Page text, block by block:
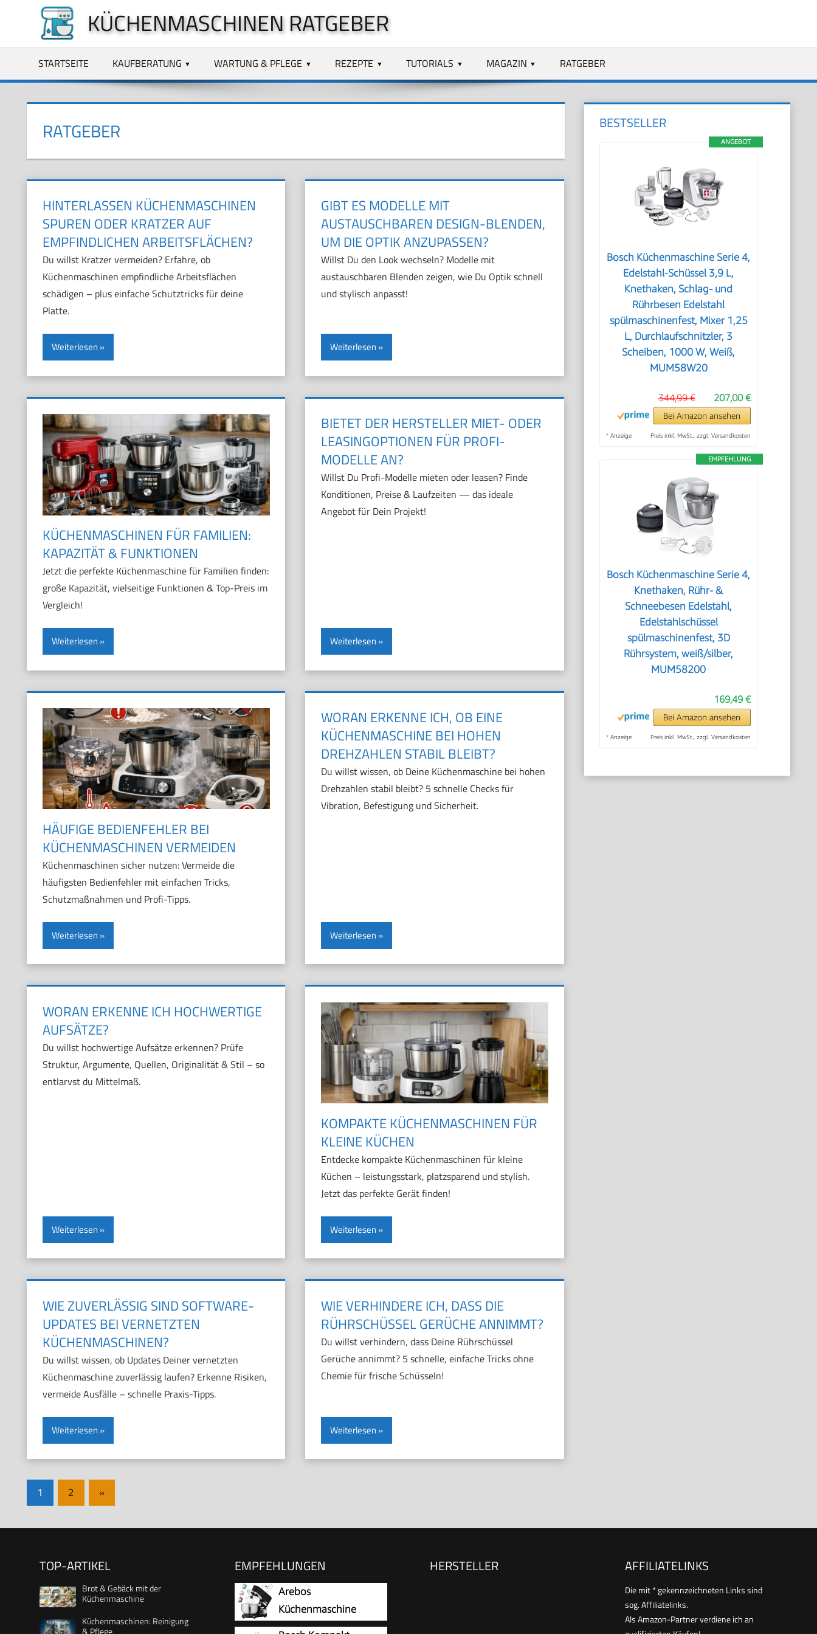
springen
KÜCHENMASCHINEN RATGEBER
STARTSEITE KAUFBERATUNG WARTUNG & PFLEGE REZEPTE TUTORIALS MAGAZIN RATGEBER
RATGEBER
HINTERLASSEN KÜCHENMASCHINEN
SPUREN ODER KRATZER AUF
EMPFINDLICHEN ARBEITSFLÄCHEN?
Du willst Kratzer vermeiden? Erfahre, ob
Küchenmaschinen empfindliche Arbeitsflächen
schädigen – plus einfache Schutztricks für deine
Platte.
Weiterlesen
GIBT ES MODELLE MIT
AUSTAUSCHBAREN DESIGN-BLENDEN,
UM DIE OPTIK ANZUPASSEN?
Willst Du den Look wechseln? Modelle mit
austauschbaren Blenden zeigen, wie Du Optik schnell
und stylisch anpasst!
Weiterlesen
KÜCHENMASCHINEN FÜR FAMILIEN:
KAPAZITÄT & FUNKTIONEN
Jetzt die perfekte Küchenmaschine für Familien finden:
große Kapazität, vielseitige Funktionen & Top-Preis im
Vergleich!
Weiterlesen
BIETET DER HERSTELLER MIET- ODER
LEASINGOPTIONEN FÜR PROFI-
MODELLE AN?
Willst Du Profi-Modelle mieten oder leasen? Finde
Konditionen, Preise & Laufzeiten — das ideale
Angebot für Dein Projekt!
Weiterlesen
HÄUFIGE BEDIENFEHLER BEI
KÜCHENMASCHINEN VERMEIDEN
Küchenmaschinen sicher nutzen: Vermeide die
häufigsten Bedienfehler mit einfachen Tricks,
Schutzmaßnahmen und Profi-Tipps.
Weiterlesen
WORAN ERKENNE ICH, OB EINE
KÜCHENMASCHINE BEI HOHEN
DREHZAHLEN STABIL BLEIBT?
Du willst wissen, ob Deine Küchenmaschine bei hohen
Drehzahlen stabil bleibt? 5 schnelle Checks für
Vibration, Befestigung und Sicherheit.
Weiterlesen
WORAN ERKENNE ICH HOCHWERTIGE
AUFSÄTZE?
Du willst hochwertige Aufsätze erkennen? Prüfe
Struktur, Argumente, Quellen, Originalität & Stil – so
entlarvst du Mittelmaß.
Weiterlesen
KOMPAKTE KÜCHENMASCHINEN FÜR
KLEINE KÜCHEN
Entdecke kompakte Küchenmaschinen für kleine
Küchen – leistungsstark, platzsparend und stylish.
Jetzt das perfekte Gerät finden!
Weiterlesen
WIE ZUVERLÄSSIG SIND SOFTWARE-
UPDATES BEI VERNETZTEN
KÜCHENMASCHINEN?
Du willst wissen, ob Updates Deiner vernetzten
Küchenmaschine zuverlässig laufen? Erkenne Risiken,
vermeide Ausfälle – schnelle Praxis-Tipps.
Weiterlesen
WIE VERHINDERE ICH, DASS DIE
RÜHRSCHÜSSEL GERÜCHE ANNIMMT?
Du willst verhindern, dass Deine Rührschüssel
Gerüche annimmt? 5 schnelle, einfache Tricks ohne
Chemie für frische Schüsseln!
Weiterlesen
Seitennummerierung
der
1 2
Nächste
Beiträge
»
BESTSELLER
ANGEBOT
Bosch Küchenmaschine Serie 4,
Edelstahl-Schüssel 3,9 L,
Knethaken, Schlag- und
Rührbesen Edelstahl
spülmaschinenfest, Mixer 1,25
L, Durchlaufschnitzler, 3
Scheiben, 1000 W, Weiß,
MUM58W20
207,00 €
344,99 €
Bei Amazon ansehen
* Anzeige Preis inkl. MwSt., zzgl. Versandkosten
EMPFEHLUNG
Bosch Küchenmaschine Serie 4,
Knethaken, Rühr- &
Schneebesen Edelstahl,
Edelstahlschüssel
spülmaschinenfest, 3D
Rührsystem, weiß/silber,
MUM58200
169,49 €
Bei Amazon ansehen
* Anzeige Preis inkl. MwSt., zzgl. Versandkosten
TOP-ARTIKEL
Brot & Gebäck mit der
Küchenmaschine
Küchenmaschinen: Reinigung
& Pflege
EMPFEHLUNGEN
Arebos
Küchenmaschine
1500W Schwarz |
HERSTELLER AFFILIATELINKS
Die mit * gekennzeichneten Links sind
sog. Affiliatelinks.
Als Amazon-Partner verdiene ich an